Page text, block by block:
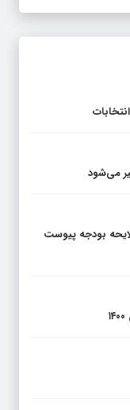
می‌شود
لایحه بودجه پیوست